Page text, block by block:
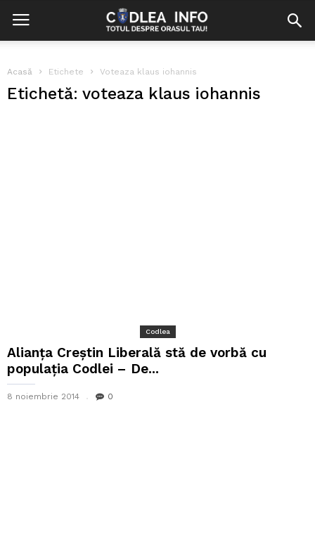
Acasă Etichete Voteaza klaus iohannis
Etichetă: voteaza klaus iohannis
Codlea
Alianța Creștin Liberală stă de vorbă cu
populația Codlei – De...
8 noiembrie 2014 0